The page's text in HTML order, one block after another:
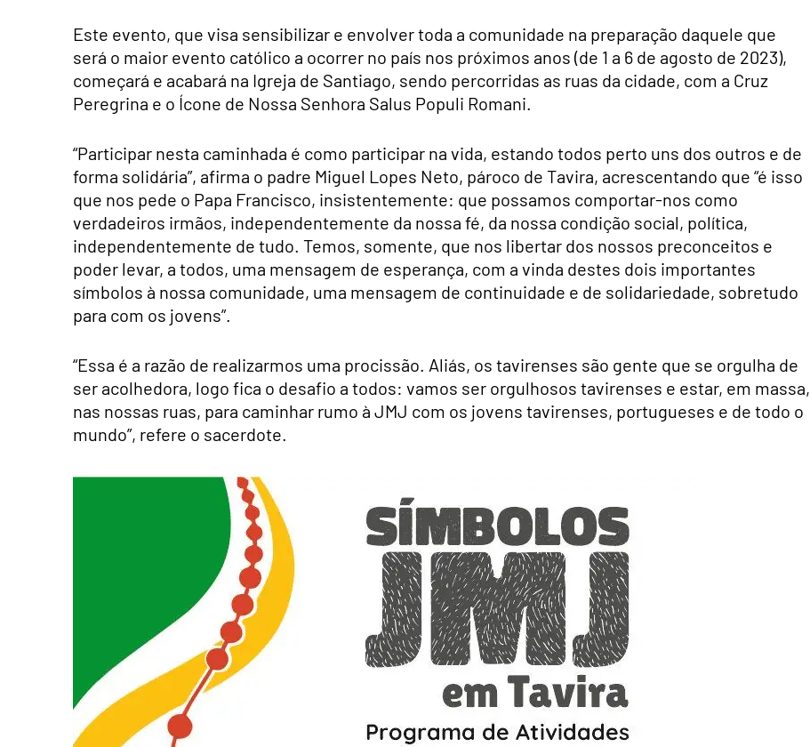
Este evento, que visa sensibilizar e envolver toda a comunidade na preparação daquele que
será o maior evento católico a ocorrer no país nos próximos anos (de 1 a 6 de agosto de 2023),
começará e acabará na Igreja de Santiago, sendo percorridas as ruas da cidade, com a Cruz
Peregrina e o Ícone de Nossa Senhora Salus Populi Romani.
“Participar nesta caminhada é como participar na vida, estando todos perto uns dos outros e de
forma solidária”, afirma o padre Miguel Lopes Neto, pároco de Tavira, acrescentando que “é isso
que nos pede o Papa Francisco, insistentemente: que possamos comportar-nos como
verdadeiros irmãos, independentemente da nossa fé, da nossa condição social, política,
independentemente de tudo. Temos, somente, que nos libertar dos nossos preconceitos e
poder levar, a todos, uma mensagem de esperança, com a vinda destes dois importantes
símbolos à nossa comunidade, uma mensagem de continuidade e de solidariedade, sobretudo
para com os jovens”.
“Essa é a razão de realizarmos uma procissão. Aliás, os tavirenses são gente que se orgulha de
ser acolhedora, logo fica o desafio a todos: vamos ser orgulhosos tavirenses e estar, em massa,
nas nossas ruas, para caminhar rumo à JMJ com os jovens tavirenses, portugueses e de todo o
mundo”, refere o sacerdote.